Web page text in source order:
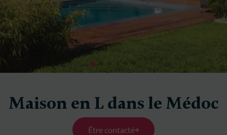
Maison en L dans le Médoc
Être contacté